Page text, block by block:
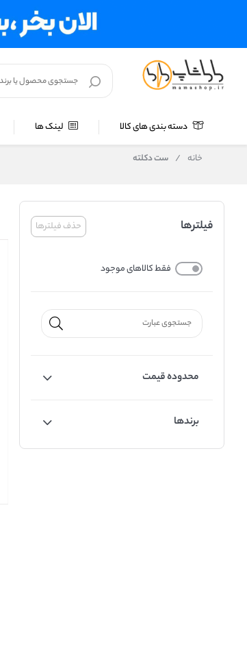
دسته بندی های کالا لینک ها
خانه / ست دکلته
حذف فیلترها فیلترها
فقط کالاهای موجود
محدوده قیمت
برندها